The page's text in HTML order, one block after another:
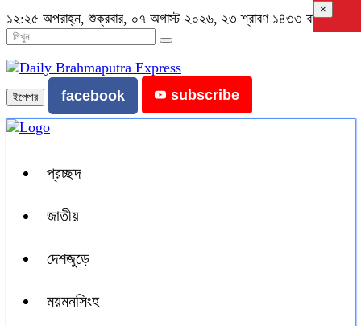
১২:২৫ অপরাহ্ন, শুক্রবার, ০৭ অগাস্ট ২০২৬, ২৩ শ্রাবণ ১৪৩৩ বঙ্গাব্দ
ইপেপার facebook subscribe
প্রচ্ছদ
জাতীয়
দেশজুড়ে
ময়মনসিংহ
×